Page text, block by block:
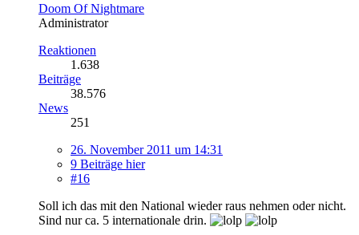
Doom Of Nightmare
Administrator
Reaktionen
1.638
Beiträge
38.576
News
251
26. November 2011 um 14:31
9 Beiträge hier
#16
Soll ich das mit den National wieder raus nehmen oder nicht.
Sind nur ca. 5 internationale drin.